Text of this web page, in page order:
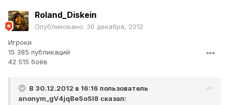
Roland_Diskein
Опубликовано: 30 декабря, 2012
Игроки
15 385 публикаций
42 515 боёв
В 30.12.2012 в 16:16 пользователь
anonym_gV4jqBeSoSl8 сказал: